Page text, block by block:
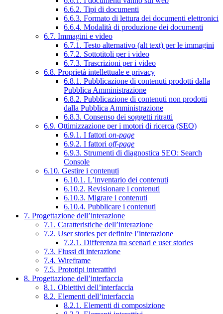
6.6.2. Tipi di documenti
6.6.3. Formato di lettura dei documenti elettronici
6.6.4. Modalità di produzione dei documenti
6.7. Immagini e video
6.7.1. Testo alternativo (alt text) per le immagini
6.7.2. Sottotitoli per i video
6.7.3. Trascrizioni per i video
6.8. Proprietà intellettuale e privacy
6.8.1. Pubblicazione di contenuti prodotti dalla
Pubblica Amministrazione
6.8.2. Pubblicazione di contenuti non prodotti
dalla Pubblica Amministrazione
6.8.3. Consenso dei soggetti ritratti
6.9. Ottimizzazione per i motori di ricerca (SEO)
6.9.1. I fattori on-page
6.9.2. I fattori off-page
6.9.3. Strumenti di diagnostica SEO: Search
Console
6.10. Gestire i contenuti
6.10.1. L’inventario dei contenuti
6.10.2. Revisionare i contenuti
6.10.3. Migrare i contenuti
6.10.4. Pubblicare i contenuti
7. Progettazione dell’interazione
7.1. Caratteristiche dell’interazione
7.2. User stories per definire l’interazione
7.2.1. Differenza tra scenari e user stories
7.3. Flussi di interazione
7.4. Wireframe
7.5. Prototipi interattivi
8. Progettazione dell’interfaccia
8.1. Obiettivi dell’interfaccia
8.2. Elementi dell’interfaccia
8.2.1. Elementi di composizione